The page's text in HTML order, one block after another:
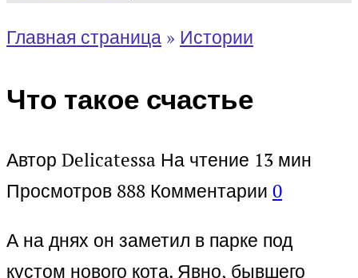
Главная страница » Истории
Что такое счастье
Автор Delicatessa На чтение 13 мин
Просмотров 888 Комментарии 0
А на днях он заметил в парке под
кустом нового кота. Явно, бывшего